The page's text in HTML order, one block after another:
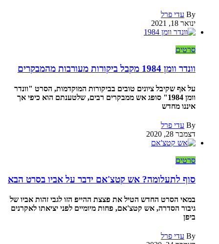
By עדי פרל
ינואר 18, 2021
סרטים
וונדר וומן 1984 מקבל ביקורות מעורבות מהמבקרים
על אף שקיבל ציונים טובים בביקורות המוקדמות, הסרט "וונדר
וומן 1984" סופג אש ממבקרים רבים, שלטענתם הוא כיפי אך
איננו מחדש
By עדי פרל
דצמבר 28, 2020
סרטים
סוף לתעלומה? אש קטצ'אם ידבר על אביו בסרט הבא
במאי הסרט החדש הטיל את פצצת ההייפ הזו לגבי זהות אביו של
גיבור הסדרה, אש קטצ'אם, פחות מיומיים לפני יציאתו לאקרנים
ביפן
By עדי פרל